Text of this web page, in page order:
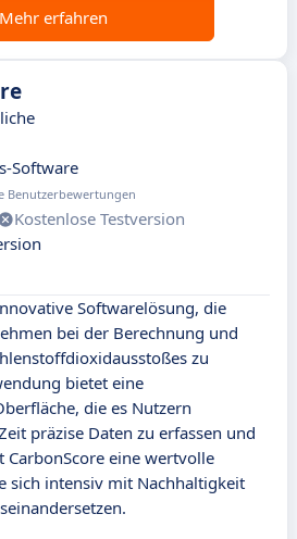
Mehr erfahren
Software
Benutzerbewertungen
Kostenlose Testversion
Softwarelösung, die
bei der Berechnung und
zu
bietet eine
die es Nutzern
präzise Daten zu erfassen und
CarbonScore eine wertvolle
sich intensiv mit Nachhaltigkeit